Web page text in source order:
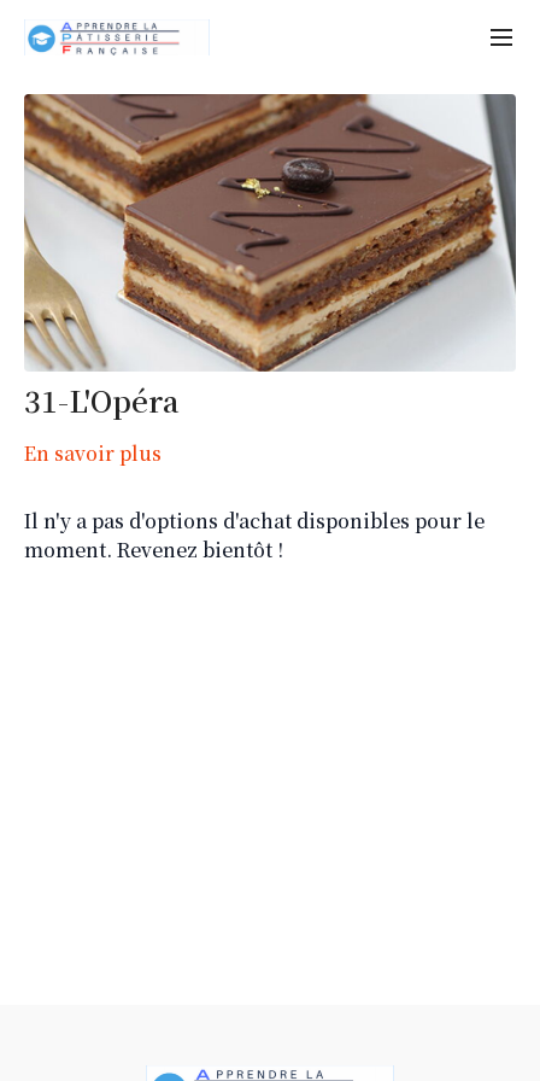
31-L'Opéra
En savoir plus
Il n'y a pas d'options d'achat disponibles pour le
moment. Revenez bientôt !